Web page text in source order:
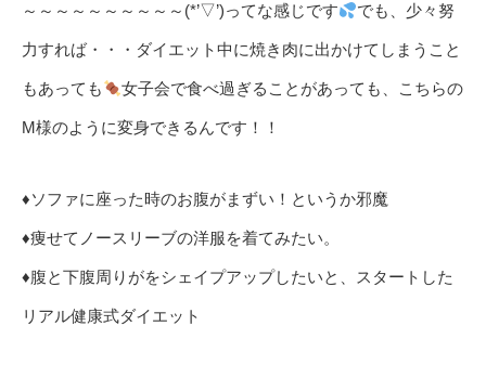
～～～～～～～～～～(*’▽’)ってな感じです でも、少々努
力すれば・・・ダイエット中に焼き肉に出かけてしまうこと
もあっても 女子会で食べ過ぎることがあっても、こちらの
M様のように変身できるんです！！
♦ソファに座った時のお腹がまずい！というか邪魔
♦痩せてノースリーブの洋服を着てみたい。
♦腹と下腹周りがをシェイプアップしたいと、スタートした
リアル健康式ダイエット